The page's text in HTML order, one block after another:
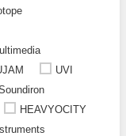
UVI
HEAVYOCITY